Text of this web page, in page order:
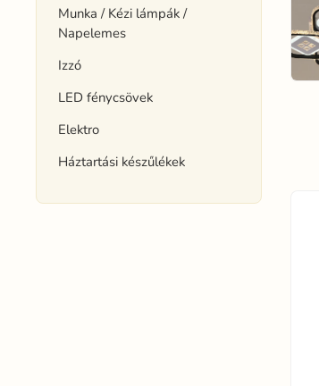
Munka / Kézi lámpák /
Napelemes
Izzó
LED fénycsövek
Elektro
Háztartási készűlékek